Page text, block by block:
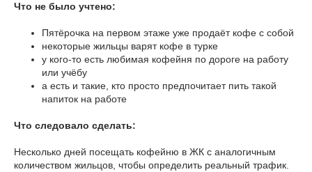
Что не было учтено:
Пятёрочка на первом этаже уже продаёт кофе с собой
некоторые жильцы варят кофе в турке
у кого-то есть любимая кофейня по дороге на работу
или учёбу
а есть и такие, кто просто предпочитает пить такой
напиток на работе
Что следовало сделать:
Несколько дней посещать кофейню в ЖК с аналогичным
количеством жильцов, чтобы определить реальный трафик.